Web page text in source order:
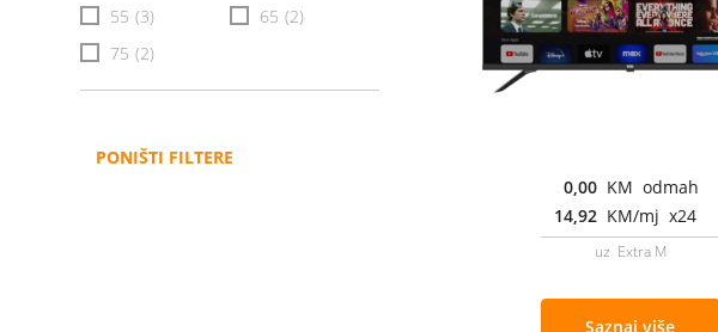
55 (3) 65 (2)
75 (2)
PONIŠTI FILTERE
0,00 KM odmah
14,92 KM/mj x24
uz Extra M
Saznaj više